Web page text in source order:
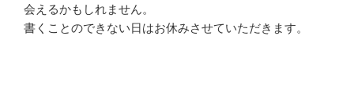
会えるかもしれません。
書くことのできない日はお休みさせていただきます。